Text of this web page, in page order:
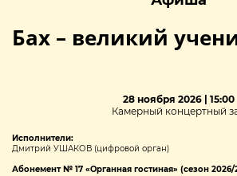
Бах – великий
28 ноября 2026 | 15:00
Камерный концертный
Исполнители:
Дмитрий УШАКОВ (цифровой орган)
Абонемент № 17 «Органная гостиная» (сезон 2026/